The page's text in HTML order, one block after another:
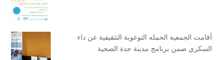
أقامت الجمعية الحمله التوعوية التثقيفية عن داء
السكري ضمن برنامج مدينة جدة الصحية